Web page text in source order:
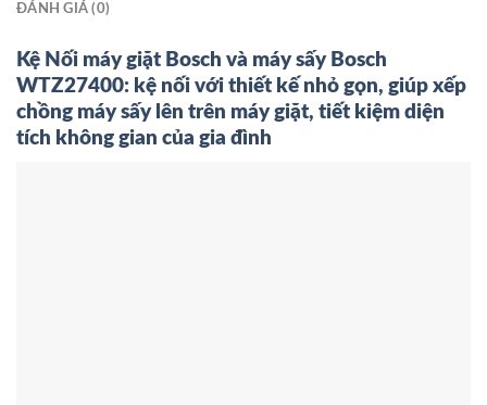
ĐÁNH GIÁ (0)
Kệ Nối máy giặt Bosch và máy sấy Bosch
WTZ27400: kệ nối với thiết kế nhỏ gọn, giúp xếp
chồng máy sấy lên trên máy giặt, tiết kiệm diện
tích không gian của gia đình